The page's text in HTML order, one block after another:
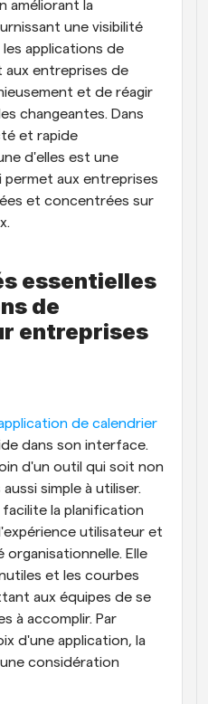
améliorant la
une visibilité
applications de
entreprises de
et de réagir
changeantes. Dans
et rapide
d'elles est une
aux entreprises
et concentrées sur
essentielles
de
entreprises
de calendrier
dans son interface.
d'un outil qui soit non
simple à utiliser.
la planification
utilisateur et
Elle
et les courbes
aux équipes de se
à accomplir. Par
d'une application, la
considération